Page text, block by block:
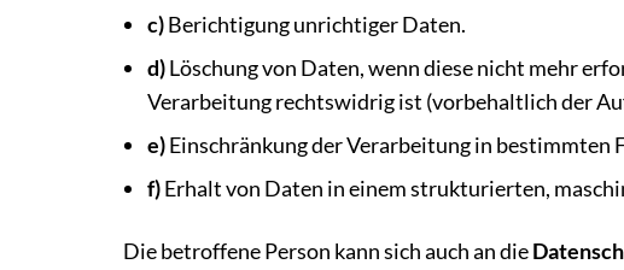
c)Berichtigung unrichtiger Daten.
d)Löschung von Daten, wenn diese nicht mehr
Verarbeitung rechtswidrig ist (vorbehaltlich der
e)Einschränkung der Verarbeitung in
f)Erhalt von Daten in einem strukturierten,
Die betroffene Person kann sich auch an die